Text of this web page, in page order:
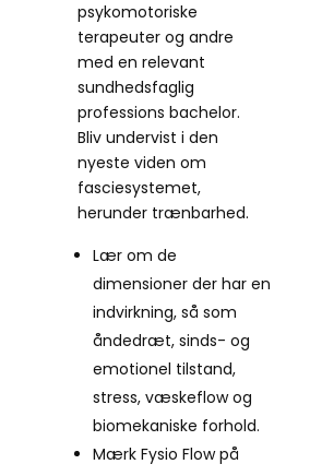
psykomotoriske
terapeuter og andre
med en relevant
sundhedsfaglig
professions bachelor.
Bliv undervist i den
nyeste viden om
fasciesystemet,
herunder trænbarhed.
Lær om de
dimensioner der har en
indvirkning, så som
åndedræt, sinds- og
emotionel tilstand,
stress, væskeflow og
biomekaniske forhold.
Mærk Fysio Flow på